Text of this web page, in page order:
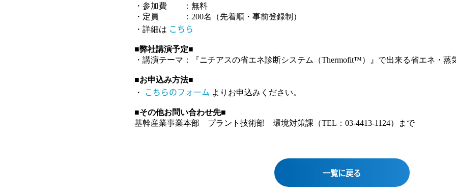
・参加費 ：無料
・定員 ：200名（先着順・事前登録制）
・詳細は こちら
■弊社講演予定■
・講演テーマ：『ニチアスの省エネ診断システム（Thermofit™）』で出来る省エネ・蒸
■お申込み方法■
・
こちらのフォーム よりお申込みください。
■その他お問い合わせ先■
基幹産業事業本部 プラント技術部 環境対策課（TEL：03-4413-1124）まで
一覧に戻る